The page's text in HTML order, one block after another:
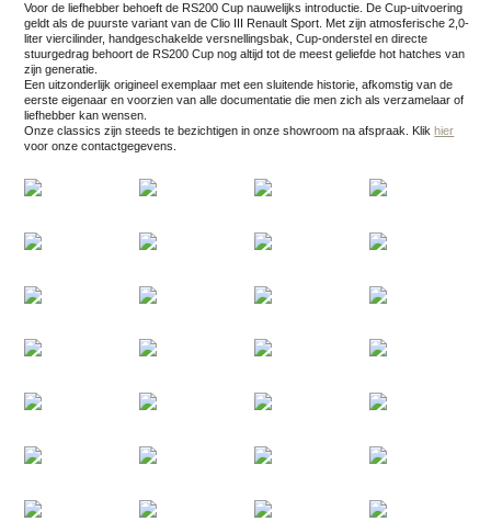
Voor de liefhebber behoeft de RS200 Cup nauwelijks introductie. De Cup-uitvoering
geldt als de puurste variant van de Clio III Renault Sport. Met zijn atmosferische 2,0-
liter viercilinder, handgeschakelde versnellingsbak, Cup-onderstel en directe
stuurgedrag behoort de RS200 Cup nog altijd tot de meest geliefde hot hatches van
zijn generatie.
Een uitzonderlijk origineel exemplaar met een sluitende historie, afkomstig van de
eerste eigenaar en voorzien van alle documentatie die men zich als verzamelaar of
liefhebber kan wensen.
Onze classics zijn steeds te bezichtigen in onze showroom na afspraak.
Klik hier
voor onze contactgegevens.